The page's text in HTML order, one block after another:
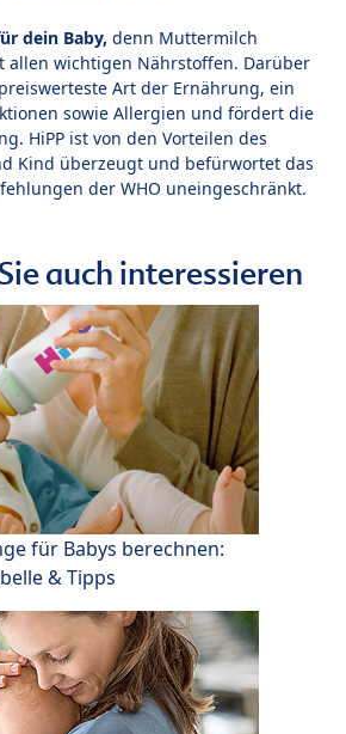
dein Baby, denn Muttermilch
allen wichtigen Nährstoffen. Darüber
Art der Ernährung, ein
sowie Allergien und fördert die
HiPP ist von den Vorteilen des
Kind überzeugt und befürwortet das
der WHO uneingeschränkt.
auch interessieren
für Babys berechnen:
& Tipps